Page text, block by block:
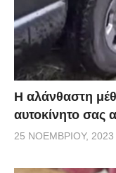
Η αλάνθαστη
αυτοκίνητο σας
25 ΝΟΕΜΒΡΊΟΥ, 2023